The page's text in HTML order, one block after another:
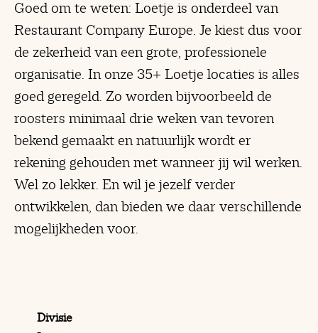
Goed om te weten: Loetje is onderdeel van
Restaurant Company Europe. Je kiest dus voor
de zekerheid van een grote, professionele
organisatie. In onze 35+ Loetje locaties is alles
goed geregeld. Zo worden bijvoorbeeld de
roosters minimaal drie weken van tevoren
bekend gemaakt en natuurlijk wordt er
rekening gehouden met wanneer jij wil werken.
Wel zo lekker. En wil je jezelf verder
ontwikkelen, dan bieden we daar verschillende
mogelijkheden voor.
Divisie